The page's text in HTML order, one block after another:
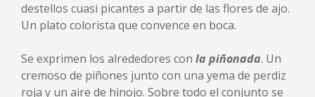
destellos cuasi picantes a partir de las flores de ajo.
Un plato colorista que convence en boca.
Se exprimen los alrededores con la piñonada. Un
cremoso de piñones junto con una yema de perdiz
roja y un aire de hinojo. Sobre todo el conjunto se